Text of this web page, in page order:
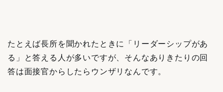
たとえば長所を聞かれたときに「リーダーシップがあ
る」と答える人が多いですが、そんなありきたりの回
答は面接官からしたらウンザリなんです。